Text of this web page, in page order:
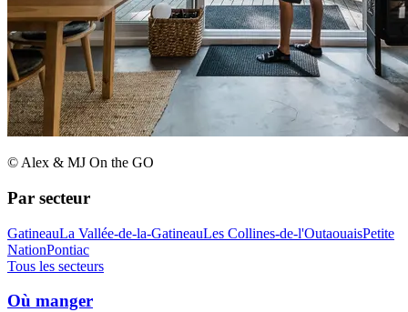
© Alex & MJ On the GO
Par secteur
GatineauLa Vallée-de-la-GatineauLes Collines-de-l'OutaouaisPetite
NationPontiac
Tous les secteurs
Où manger